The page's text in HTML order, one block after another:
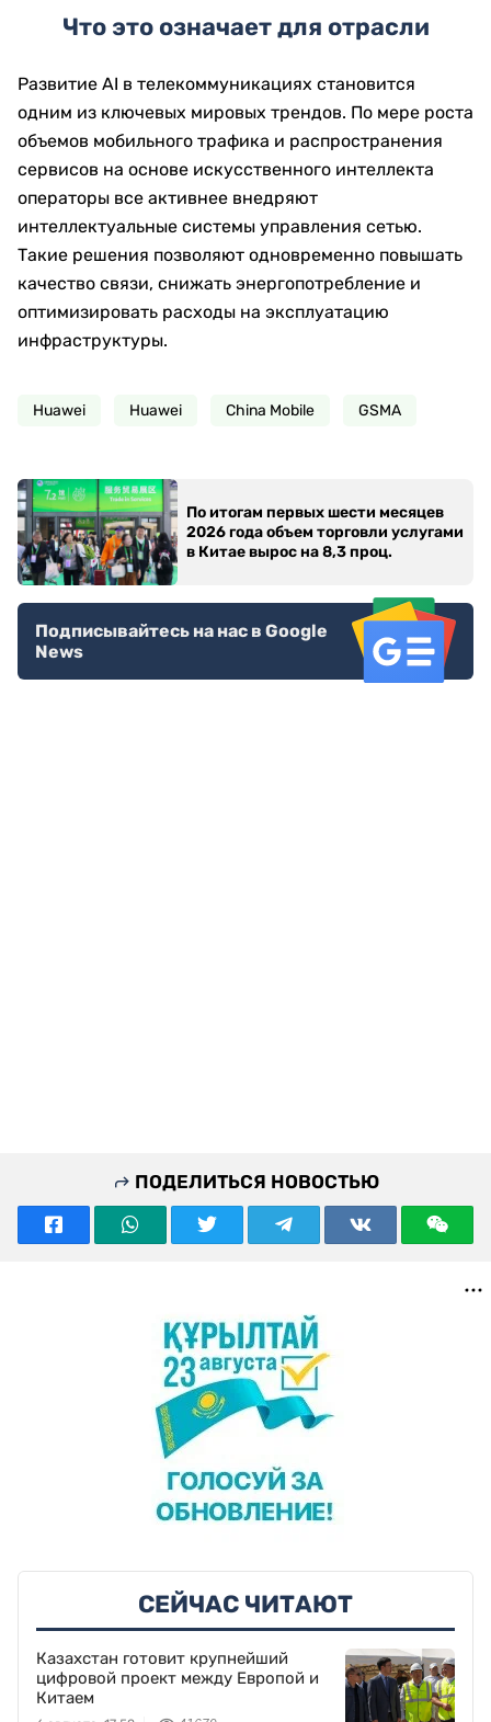
Что это означает для отрасли
Развитие AI в телекоммуникациях становится
одним из ключевых мировых трендов. По мере роста
объемов мобильного трафика и распространения
сервисов на основе искусственного интеллекта
операторы все активнее внедряют
интеллектуальные системы управления сетью.
Такие решения позволяют одновременно повышать
качество связи, снижать энергопотребление и
оптимизировать расходы на эксплуатацию
инфраструктуры.
Huawei Huawei China Mobile GSMA
По итогам первых шести месяцев
2026 года объем торговли услугами
в Китае вырос на 8,3 проц.
Подписывайтесь на нас в Google
News
ПОДЕЛИТЬСЯ НОВОСТЬЮ
СЕЙЧАС ЧИТАЮТ
Казахстан готовит крупнейший
цифровой проект между Европой и
Китаем